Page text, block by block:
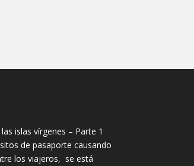
islas vírgenes – Parte 1
de pasaporte causando
los viajeros, se está